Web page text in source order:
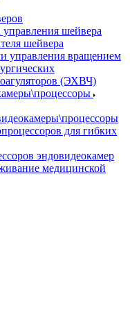
шейвера
шейвера
управления вращением
(ЭХВЧ)
для гибких
эндовидеокамер
медицинской